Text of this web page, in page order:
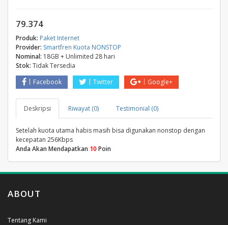
79.374
Produk: Paket Internet
Provider: Smartfren Kuota NONSTOP
Nominal: 18GB + Unlimited 28 hari
Stok: Tidak Tersedia
Facebook
Twitter Google+
Deskripsi Riwayat (0) Testimonial (0)
Setelah kuota utama habis masih bisa digunakan nonstop dengan
kecepatan 256Kbps
Anda Akan Mendapatkan 10 Poin
ABOUT
Tentang Kami